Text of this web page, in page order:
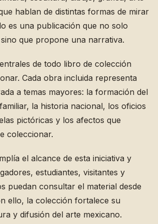
hablan de distintas formas de mirar
es una publicación que no solo
que propone una narrativa.
de todo libro de colección
Cada obra incluida representa
a temas mayores: la formación del
la historia nacional, los oficios
pictóricas y los afectos que
coleccionar.
el alcance de esta iniciativa y
estudiantes, visitantes y
puedan consultar el material desde
ello, la colección fortalece su
y difusión del arte mexicano.